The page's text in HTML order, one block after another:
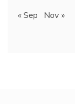
« Sep Nov »